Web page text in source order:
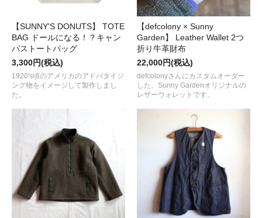
【SUNNY'S DONUTS】 TOTE
BAG ドールになる！？キャン
バストートバッグ
3,300円(税込)
1920's頃のアメリカのアドバタイジ
ング物をイメージして製作しまし
た。
【defcolony × Sunny
Garden】 Leather Wallet 2つ
折り牛革財布
22,000円(税込)
defcolonyさんにカスタムオーダー
した、Sunny Gardenオリジナルの
レザーウォレットです。